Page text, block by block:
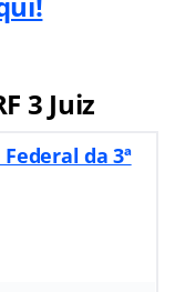
3 Juiz
da 3ª